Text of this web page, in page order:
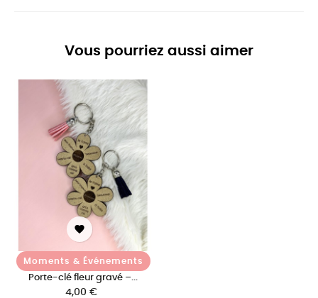
Vous pourriez aussi aimer

Moments & Événements
Porte-clé fleur gravé –...
Prix
4,00 €